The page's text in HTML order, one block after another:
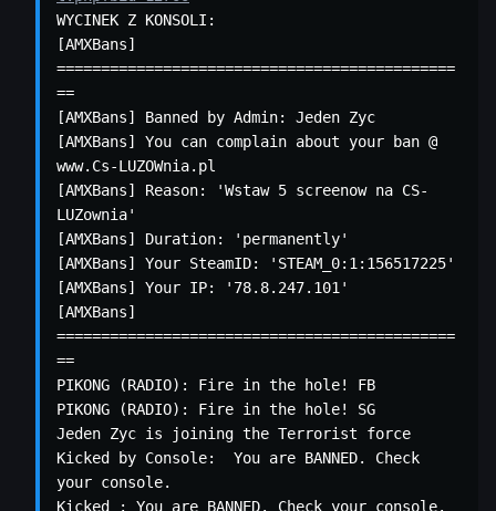
WYCINEK Z KONSOLI:
[AMXBans]
=============================================
==
[AMXBans] Banned by Admin: Jeden Zyc
[AMXBans] You can complain about your ban @
www.Cs-LUZOWnia.pl
[AMXBans] Reason: 'Wstaw 5 screenow na CS-
LUZownia'
[AMXBans] Duration: 'permanently'
[AMXBans] Your SteamID: 'STEAM_0:1:156517225'
[AMXBans] Your IP: '78.8.247.101'
[AMXBans]
=============================================
==
PIKONG (RADIO): Fire in the hole! FB
PIKONG (RADIO): Fire in the hole! SG
Jeden Zyc is joining the Terrorist force
Kicked by Console:  You are BANNED. Check
your console.
Kicked : You are BANNED. Check your console.